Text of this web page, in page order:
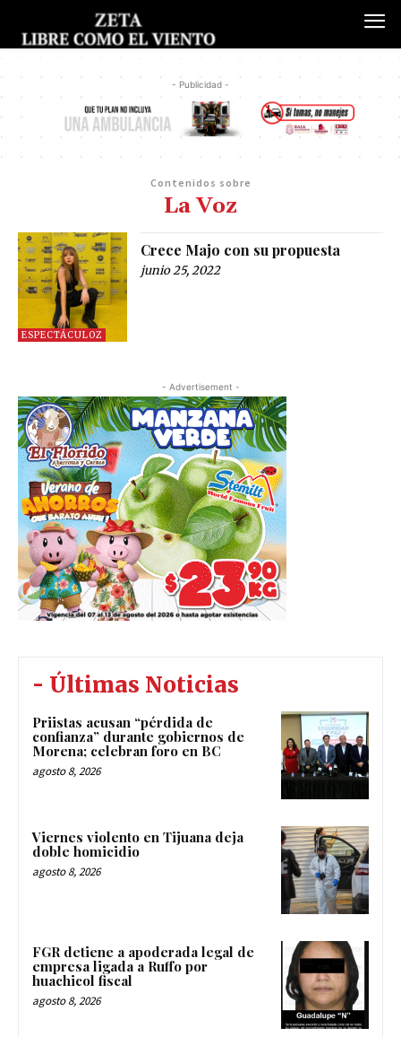
- Publicidad -
Contenidos sobre
La Voz
ESPECTÁCULOZ
Crece Majo con su propuesta
junio 25, 2022
- Advertisement -
- Últimas Noticias
Priistas acusan “pérdida de
confianza” durante gobiernos de
Morena; celebran foro en BC
agosto 8, 2026
Viernes violento en Tijuana deja
doble homicidio
agosto 8, 2026
FGR detiene a apoderada legal de
empresa ligada a Ruffo por
huachicol fiscal
agosto 8, 2026